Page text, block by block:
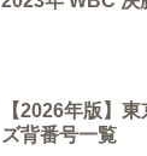
【2026年版】
ズ背番号一覧